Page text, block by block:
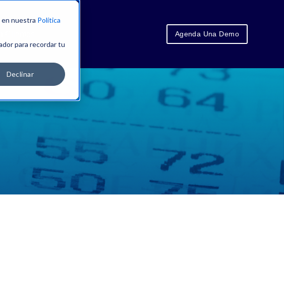
en nuestra Política
para recordar tu
Declinar
Agenda Una Demo